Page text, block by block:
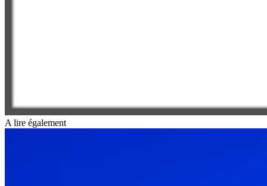
A lire également